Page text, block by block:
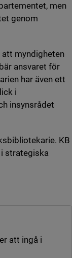
men
genom
att myndigheten
ansvaret för
har även ett
i
insynsrådet
KB
strategiska
att ingå i